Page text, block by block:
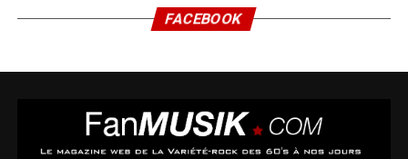
FACEBOOK